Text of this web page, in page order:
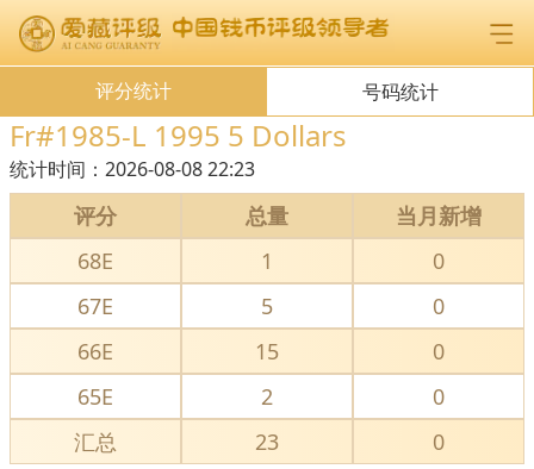
评分统计 号码统计
Fr#1985-L 1995 5 Dollars
统计时间： 2026-08-08 22:23
评分 总量
当月新增
68E
1
0
67E
5
0
66E
15
0
65E
2
0
汇总
23 0